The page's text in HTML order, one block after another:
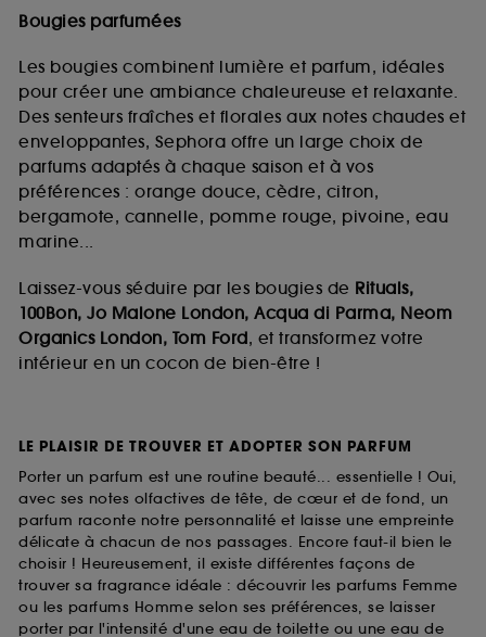
Bougies parfumées
Les bougies combinent lumière et parfum, idéales
pour créer une ambiance chaleureuse et relaxante.
Des senteurs fraîches et florales aux notes chaudes et
enveloppantes, Sephora offre un large choix de
parfums adaptés à chaque saison et à vos
préférences : orange douce, cèdre, citron,
bergamote, cannelle, pomme rouge, pivoine, eau
marine...
Laissez-vous séduire par les bougies de Rituals,
100Bon, Jo Malone London, Acqua di Parma, Neom
Organics London, Tom Ford, et transformez votre
intérieur en un cocon de bien-être !
LE PLAISIR DE TROUVER ET ADOPTER SON PARFUM
Porter un parfum est une routine beauté... essentielle ! Oui,
avec ses notes olfactives de tête, de cœur et de fond, un
parfum raconte notre personnalité et laisse une empreinte
délicate à chacun de nos passages. Encore faut-il bien le
choisir ! Heureusement, il existe différentes façons de
trouver sa fragrance idéale : découvrir les parfums Femme
ou les parfums Homme selon ses préférences, se laisser
porter par l'intensité d'une eau de toilette ou une eau de